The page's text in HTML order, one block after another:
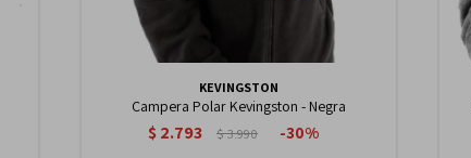
KEVINGSTON
Campera Polar Kevingston - Negra
$2.793 $3.990 30